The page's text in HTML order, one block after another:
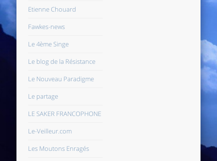
Etienne Chouard
Fawkes-news
Le 4ème Singe
Le blog de la Résistance
Le Nouveau Paradigme
Le partage
LE SAKER FRANCOPHONE
Le-Veilleur.com
Les Moutons Enragés